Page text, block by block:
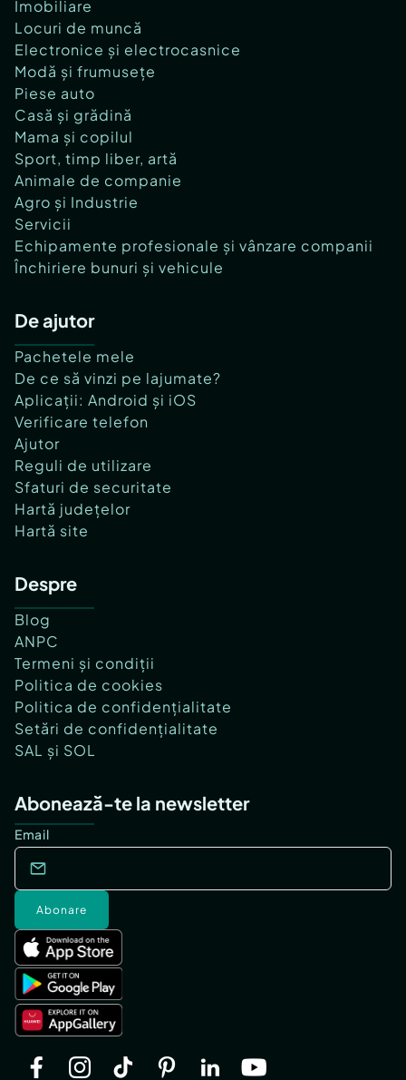
Imobiliare
Locuri de muncă
Electronice și electrocasnice
Modă și frumusețe
Piese auto
Casă și grădină
Mama și copilul
Sport, timp liber, artă
Animale de companie
Agro și Industrie
Servicii
Echipamente profesionale și vânzare companii
Închiriere bunuri și vehicule
De ajutor
Pachetele mele
De ce să vinzi pe lajumate?
Aplicații: Android și iOS
Verificare telefon
Ajutor
Reguli de utilizare
Sfaturi de securitate
Hartă județelor
Hartă site
Despre
Blog
ANPC
Termeni și condiții
Politica de cookies
Politica de confidențialitate
Setări de confidențialitate
SAL și SOL
Abonează-te la newsletter
Email
Abonare